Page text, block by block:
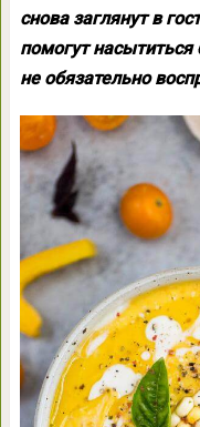
снова заглянут в
помогут
не обязательно